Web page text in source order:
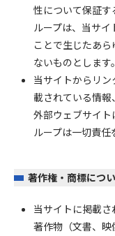
性について保証す
ループは、当サ
ことで生じたあ
ないものとします。
当サイトからリ
載されている情
外部ウェブサイト
ループは一切責任
著作権・商標につ
当サイトに掲載
著作物（文書、映